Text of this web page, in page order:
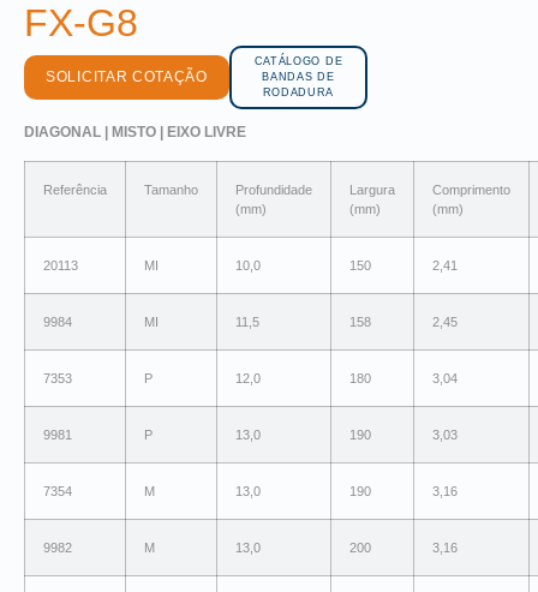
FX-G8
SOLICITAR COTAÇÃO
CATÁLOGO DE
BANDAS DE
RODADURA
DIAGONAL | MISTO | EIXO LIVRE
Referência Tamanho
Profundidade
(mm)
Largura
(mm)
Comprimento
(mm)
20113 MI 10,0 150 2,41
9984 MI 11,5 158 2,45
7353 P 12,0 180 3,04
9981 P 13,0 190 3,03
7354 M 13,0 190 3,16
9982 M 13,0 200 3,16